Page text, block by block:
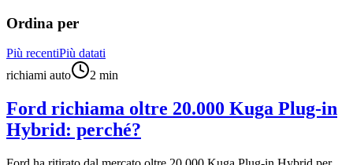
Ordina per
Più recentiPiù datati
richiami auto
2 min
Ford richiama oltre 20.000 Kuga Plug-in
Hybrid: perché?